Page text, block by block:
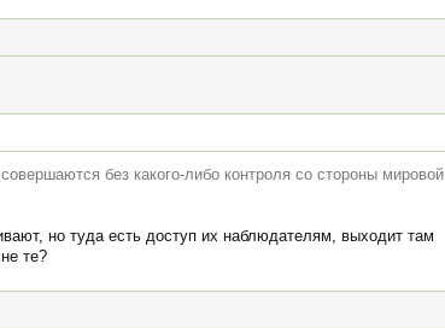
без какого-либо контроля со стороны мировой
но туда есть доступ их наблюдателям, выходит там
те?